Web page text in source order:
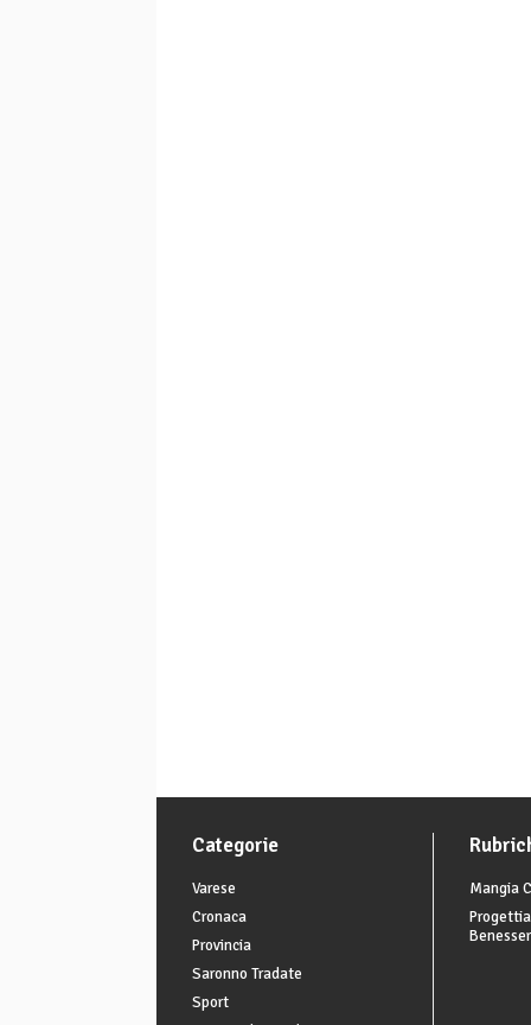
Categorie
Varese
Cronaca
Provincia
Saronno Tradate
Sport
Mangia